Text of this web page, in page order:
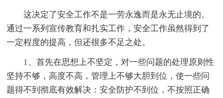
这决定了安全工作不是一劳永逸而是永无止境的。
通过一系列宣传教育和扎实工作，安全工作虽然得到了
一定程度的提高，但还很多不足之处。
1、首先在思想上不坚定，对一些问题的处理原则性
坚持不够，高度不高，管理上不够大胆到位，使一些问
题得不到彻底有效解决：安全防护不到位，不按照正确